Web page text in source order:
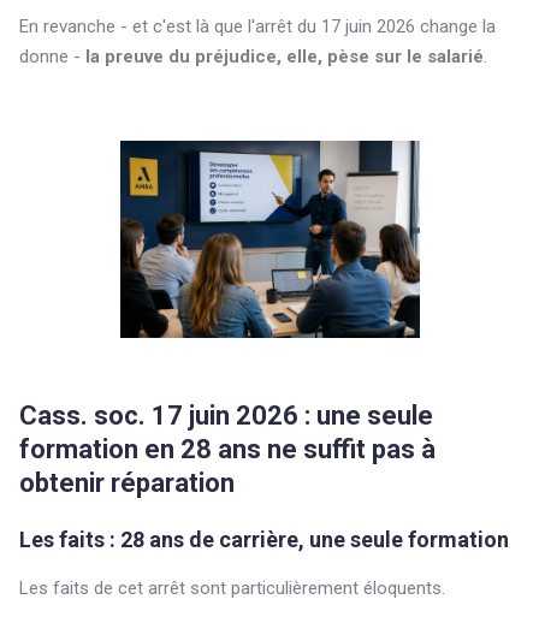
En revanche - et c'est là que l'arrêt du 17 juin 2026 change la
donne - la preuve du préjudice, elle, pèse sur le salarié.
Cass. soc. 17 juin 2026 : une seule
formation en 28 ans ne suffit pas à
obtenir réparation
Les faits : 28 ans de carrière, une seule formation
Les faits de cet arrêt sont particulièrement éloquents.